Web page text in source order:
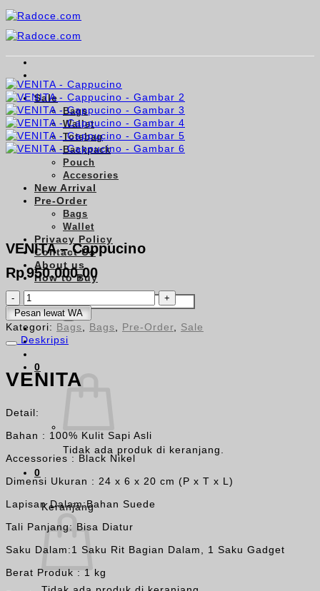
Skip
to
content
Sale
Bags
Wallet
Totebag
Backpack
Pouch
Accesories
New Arrival
Pre-Order
Bags
Wallet
Privacy Policy
Contact Us
About us
How to Buy
untuk:
0
Tidak ada produk di keranjang.
0
Keranjang
VENITA – Cappucino
Rp950.000,00
Kuantitas
VENITA
-
Cappucino
Pesan lewat WA
Kategori: Bags, Bags, Pre-Order, Sale
Deskripsi
VENITA
Detail:
Bahan : 100% Kulit Sapi Asli
Accessories : Black Nikel
Dimensi Ukuran : 24 x 6 x 20 cm (P x T x L)
Lapisan Dalam:Bahan Suede
Tali Panjang: Bisa Diatur
Saku Dalam:1 Saku Rit Bagian Dalam, 1 Saku Gadget
Berat Produk : 1 kg